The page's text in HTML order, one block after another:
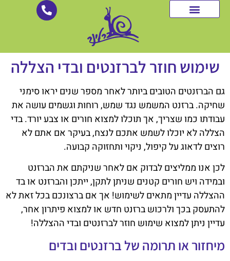
שימוש חוזר לברזנטים ובדי הצללה
גם הברזנטים הטובים ביותר לאחר מספר שנים יראו סימני
שחיקה. ברזנט המשמש נגד שמש, רוחות וגשמים עושה את
עבודתו כמו שצריך, אך תוכלו למצוא חורים או צבע יורד. בדי
הצללה לא יוכלו לשמש אתכם לנצח, בעיקר אם אתם לא
רוצים לדאוג על קיפול, ניקוי ותחזוקה קבועה.
לכן אנו ממליצים לבדוק אם לאחר שניקתם את הברזנט
ובמידה ויש חורים קטנים שניתן לתקן, ייתכן והברזנט או בד
ההצללה עדיין מתאים לשימוש! אך אם ברצונכם בכל זאת לא
להתעסק בכך ולרכוש ברזנט חדש או למצוא פיתרון אחר,
עדיין ניתן למצוא שימוש חוזר לברזנטים ובדי ההצללה!
מיחזור או תרומה של ברזנטים ובדים